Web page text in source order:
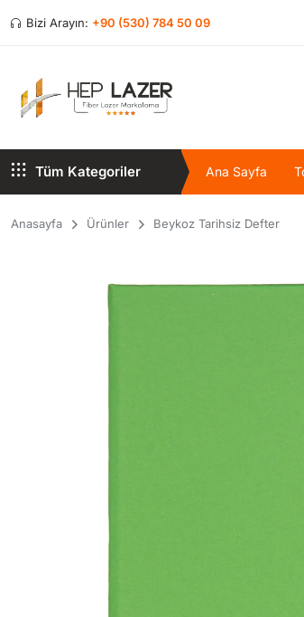
Bizi Arayın: +90 (530) 784 50 09
Tüm Kategoriler Ana Sayfa
Anasayfa Ürünler Beykoz Tarihsiz Defter